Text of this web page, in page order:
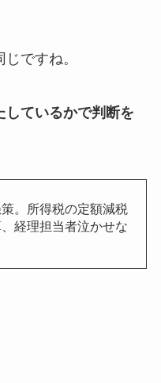
ですね。
しているかで判断を
。所得税の定額減税
経理担当者泣かせな